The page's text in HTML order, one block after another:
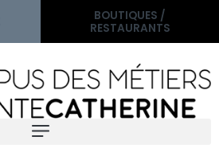
BOUTIQUES /
RESTAURANTS